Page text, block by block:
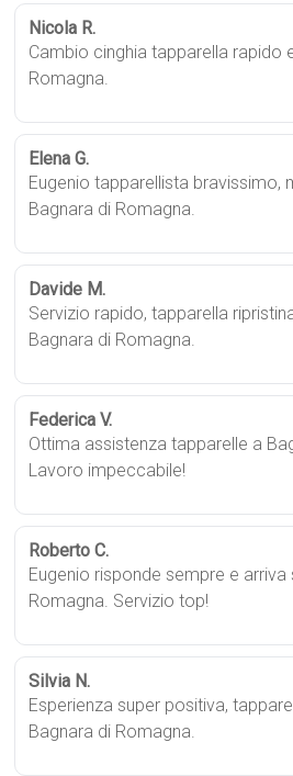
Nicola R.
Cambio cinghia tapparella rapido
Romagna.
Elena G.
Eugenio tapparellista bravissimo,
Bagnara di Romagna.
Davide M.
Servizio rapido, tapparella
Bagnara di Romagna.
Federica V.
Ottima assistenza tapparelle a
Lavoro impeccabile!
Roberto C.
Eugenio risponde sempre e
Romagna. Servizio top!
Silvia N.
Esperienza super positiva,
Bagnara di Romagna.